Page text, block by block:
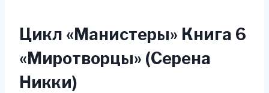
Цикл «Манистеры» Книга 6
«Миротворцы» (Серена
Никки)